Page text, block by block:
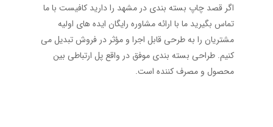
اگر قصد چاپ بسته بندی در مشهد را دارید کافیست با ما
تماس بگیرید ما با ارائه مشاوره رایگان ایده های اولیه
مشتریان را به طرحی قابل اجرا و مؤثر در فروش تبدیل می
کنیم. طراحی بسته بندی موفق در واقع پل ارتباطی بین
محصول و مصرف کننده است.